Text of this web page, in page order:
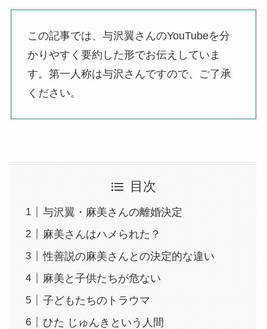
この記事では、与沢翼さんのYouTubeを分
かりやすく要約した形でお伝えしていま
す。第一人称は与沢さんですので、ご了承
ください。
目次
与沢翼・麻美さんの離婚決定
麻美さんはハメられた？
性善説の麻美さんとの決定的な違い
麻美と子供たちが危ない
子どもたちのトラウマ
ひた じゅんきという人間